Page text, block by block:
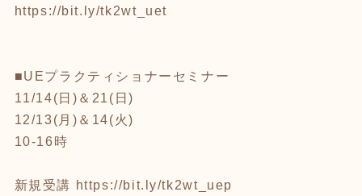
https://bit.ly/tk2wt_uet
■UEプラクティショナーセミナー
11/14(日)＆21(日)
12/13(月)＆14(火)
10-16時
新規受講 https://bit.ly/tk2wt_uep